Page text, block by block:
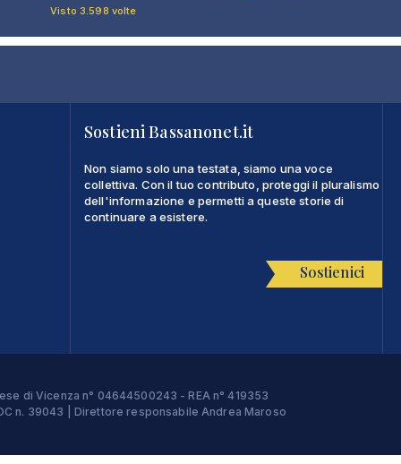
Visto 3.598 volte
Sostieni Bassanonet.it
Non siamo solo una testata, siamo una voce
collettiva. Con il tuo contributo, proteggi il pluralismo
dell'informazione e permetti a queste storie di
continuare a esistere.
Sostienici
di Vicenza n° 04644500243 - REA n° 419353
n. 39043 | Direttore responsabile Andrea Maroso